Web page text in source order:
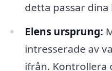
detta passar dina
Elens ursprung:
intresserade av
ifrån. Kontrollera